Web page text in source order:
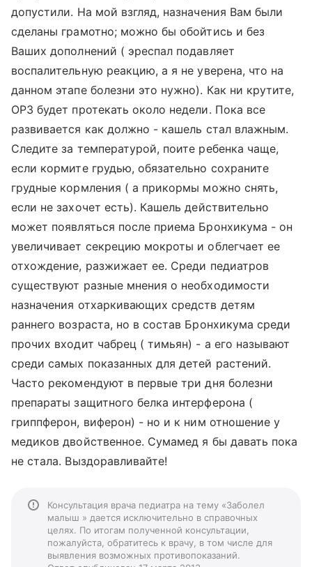
допустили. На мой взгляд, назначения Вам были
сделаны грамотно; можно бы обойтись и без
Ваших дополнений ( эреспал подавляет
воспалительную реакцию, а я не уверена, что на
данном этапе болезни это нужно). Как ни крутите,
ОРЗ будет протекать около недели. Пока все
развивается как должно - кашель стал влажным.
Следите за температурой, поите ребенка чаще,
если кормите грудью, обязательно сохраните
грудные кормления ( а прикормы можно снять,
если не захочет есть). Кашель действительно
может появляться после приема Бронхикума - он
увеличивает секрецию мокроты и облегчает ее
отхождение, разжижает ее. Среди педиатров
существуют разные мнения о необходимости
назначения отхаркивающих средств детям
раннего возраста, но в состав Бронхикума среди
прочих входит чабрец ( тимьян) - а его называют
среди самых показанных для детей растений.
Часто рекомендуют в первые три дня болезни
препараты защитного белка интерферона (
гриппферон, виферон) - но и к ним отношение у
медиков двойственное. Сумамед я бы давать пока
не стала. Выздоравливайте!
Консультация врача педиатра на тему «Заболел
малыш » дается исключительно в справочных
целях. По итогам полученной консультации,
пожалуйста, обратитесь к врачу, в том числе для
выявления возможных противопоказаний.